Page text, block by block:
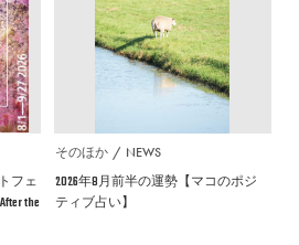
フェ
the
そのほか NEWS
2026年8月前半の運勢【マコのポジ
ティブ占い】